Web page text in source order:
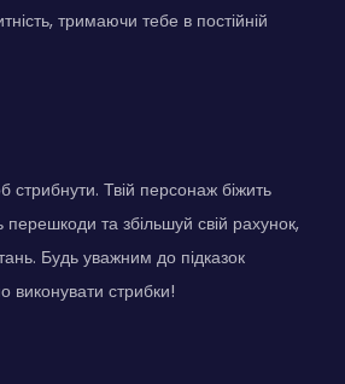
тримаючи тебе в постійній
Твій персонаж біжить
та збільшуй свій рахунок,
Будь уважним до підказок
виконувати стрибки!